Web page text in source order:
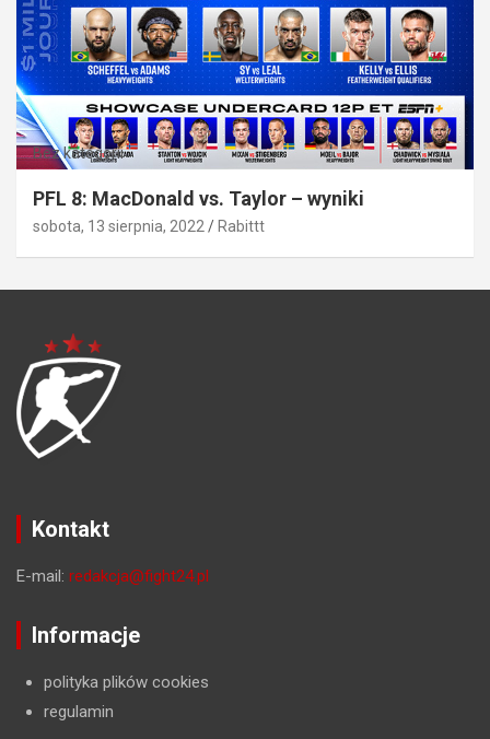
Bez kategorii
PFL 8: MacDonald vs. Taylor – wyniki
sobota, 13 sierpnia, 2022 Rabittt
Kontakt
E-mail: redakcja@fight24.pl
Informacje
polityka plików cookies
regulamin